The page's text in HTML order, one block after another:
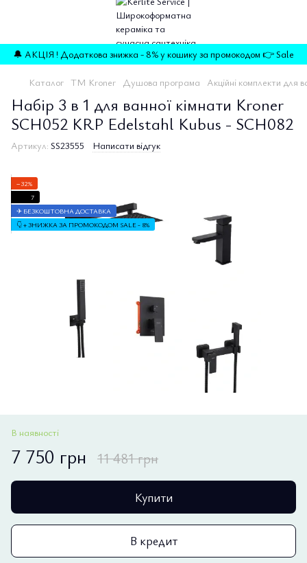
🔔 АКЦІЯ ! Додаткова знижка - 8% у кошику за промокодом 👉 Sale
Каталог TM Kroner Душова програма Акційні комплекти для
Набір 3 в 1 для ванної кімнати Kroner
SCH052 KRP Edelstahl Kubus - SCH082
Артикул: SS23555 Написати відгук
−32%
7
✈ БЕЗКОШТОВНА ДОСТАВКА
👇 + ЗНИЖКА ЗА ПРОМОКОДОМ SALE - 8%
В наявності
7 750 грн 11 481 грн
Купити
В кредит